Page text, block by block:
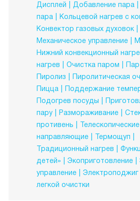
Дисплей
Добавление пара
пара
Кольцевой нагрев с
Конвектор газовых духовок
Механическое управление
Нижний конвекционный
нагрев
Очистка паром
Пиролиз
Пиролитическая
Пицца
Поддержание
Подогрев посуды
пару
Размораживание
противень
Телескопические
направляющие
Термощуп
Традиционный нагрев
детей»
Экоприготовление
управление
Электроподжиг
легкой очистки